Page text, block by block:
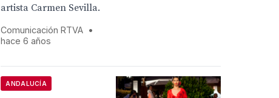
artista Carmen Sevilla.
Comunicación RTVA •
hace 6 años
ANDALUCÍA